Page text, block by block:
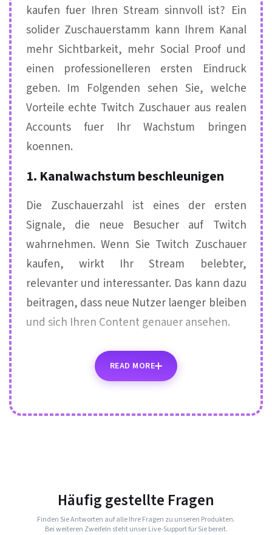
kaufen fuer Ihren Stream sinnvoll ist? Ein
solider Zuschauerstamm kann Ihrem Kanal
mehr Sichtbarkeit, mehr Social Proof und
einen professionelleren ersten Eindruck
geben. Im Folgenden sehen Sie, welche
Vorteile echte Twitch Zuschauer aus realen
Accounts fuer Ihr Wachstum bringen
koennen.
1. Kanalwachstum beschleunigen
Die Zuschauerzahl ist eines der ersten
Signale, die neue Besucher auf Twitch
wahrnehmen. Wenn Sie Twitch Zuschauer
kaufen, wirkt Ihr Stream belebter,
relevanter und interessanter. Das kann dazu
beitragen, dass neue Nutzer laenger bleiben
und sich Ihren Content genauer ansehen.
READ MORE
Häufig gestellte Fragen
Finden Sie Antworten auf alle Ihre Fragen zu unseren Produkten.
Bei weiteren Zweifeln steht unser Live-Support für Sie bereit.